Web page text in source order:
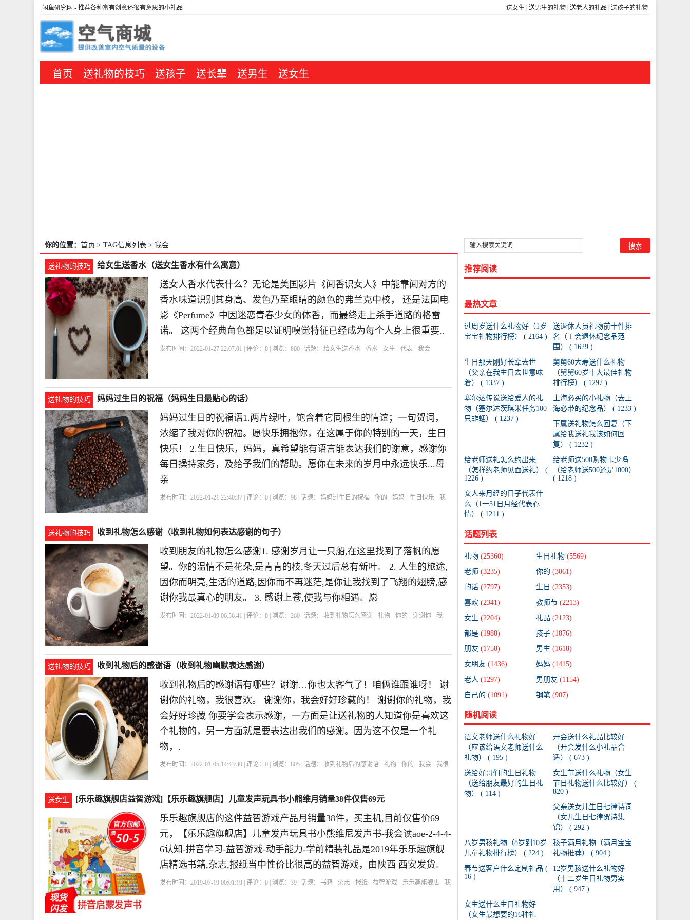
送女生 送男生的礼物 送老人的礼品 送孩子的礼物
闲鱼研究网 - 推荐各种富有创意还很有意思的小礼品
首页 送礼物的技巧 送孩子 送长辈 送男生 送女生
你的位置： 首页 > TAG信息列表 > 我会
送礼物的技巧 给女生送香水（送女生香水有什么寓意）
送女人香水代表什么？无论是美国影片《闻香识女人》中能靠闻对方的
香水味道识别其身高、发色乃至眼睛的颜色的弗兰克中校， 还是法国电
影《Perfume》中因迷恋青春少女的体香，而最终走上杀手道路的格雷
诺。 这两个经典角色都足以证明嗅觉特征已经成为每个人身上很重要..
发布时间：2022-01-27 22:07:01 | 评论：0 | 浏览：800 | 话题： 给女生送香水 香水 女生 代表 我会
送礼物的技巧 妈妈过生日的祝福（妈妈生日最贴心的话）
妈妈过生日的祝福语1.两片绿叶，饱含着它同根生的情谊；一句贺词，
浓缩了我对你的祝福。愿快乐拥抱你，在这属于你的特别的一天，生日
快乐！ 2.生日快乐，妈妈，真希望能有语言能表达我们的谢意，感谢你
每日操持家务，及给予我们的帮助。愿你在未来的岁月中永远快乐...母
亲
发布时间：2022-01-21 22:40:37 | 评论：0 | 浏览：98 | 话题： 妈妈过生日的祝福 你的 妈妈 生日快乐
我
送礼物的技巧 收到礼物怎么感谢（收到礼物如何表达感谢的句子）
收到朋友的礼物怎么感谢1. 感谢岁月让一只船,在这里找到了落帆的愿
望。你的温情不是花朵,是青青的枝,冬天过后总有新叶。 2. 人生的旅途,
因你而明亮,生活的道路,因你而不再迷茫,是你让我找到了飞翔的翅膀,感
谢你我最真心的朋友。 3. 感谢上苍,使我与你相遇。愿
发布时间：2022-01-09 06:56:41 | 评论：0 | 浏览：260 | 话题： 收到礼物怎么感谢 礼物 你的 谢谢你
我
送礼物的技巧 收到礼物后的感谢语（收到礼物幽默表达感谢）
收到礼物后的感谢语有哪些？谢谢…你也太客气了！咱俩谁跟谁呀！ 谢
谢你的礼物，我很喜欢。 谢谢你，我会好好珍藏的！ 谢谢你的礼物，我
会好好珍藏 你要学会表示感谢，一方面是让送礼物的人知道你是喜欢这
个礼物的，另一方面就是要表达出我们的感谢。因为这不仅是一个礼
物，.
发布时间：2022-01-05 14:43:30 | 评论：0 | 浏览：805 | 话题： 收到礼物后的感谢语 礼物 你的 我会
我很
送女生 [乐乐趣旗舰店益智游戏]【乐乐趣旗舰店】儿童发声玩具书小熊维月销量38件仅售69元
乐乐趣旗舰店的这件益智游戏产品月销量38件，买主机,目前仅售价69
元，【乐乐趣旗舰店】儿童发声玩具书小熊维尼发声书-我会读aoe-2-4-4-
6认知-拼音学习-益智游戏-动手能力-学前精装礼品是2019年乐乐趣旗舰
店精选书籍,杂志,报纸当中性价比很高的益智游戏，由陕西 西安发货。
发布时间：2019-07-19 00:01:19 | 评论：0 | 浏览：39 | 话题： 书籍 杂志 报纸 益智游戏 乐乐趣旗舰店
我
推荐阅读
最热文章
过周岁送什么礼物好（1岁
宝宝礼物排行榜） ( 2164 )
送退休人员礼物前十件排
名（工会退休纪念品范
围） ( 1629 )
生日那天刚好长辈去世
（父亲在我生日去世意味
着） ( 1337 )
舅舅60大寿送什么礼物
（舅舅60岁十大最佳礼物
排行榜） ( 1297 )
塞尔达传说送给爱人的礼
物（塞尔达茨琪米任务100
只蚱蜢） ( 1237 )
上海必买的小礼物（去上
海必带的纪念品） ( 1233 )
下属送礼物怎么回复（下
属给我送礼我该如何回
复） ( 1232 )
给老师送礼怎么约出来
（怎样约老师见面送礼） (
1226 )
给老师送500购物卡少吗
（给老师送500还是1000）
( 1218 )
女人来月经的日子代表什
么（1一31日月经代表心
情） ( 1211 )
话题列表
礼物 (25360) 生日礼物 (5569)
老师 (3235) 你的 (3061)
的话 (2797) 生日 (2353)
喜欢 (2341) 教师节 (2213)
女生 (2204) 礼品 (2123)
都是 (1988) 孩子 (1876)
朋友 (1758) 男生 (1618)
女朋友 (1436) 妈妈 (1415)
老人 (1297) 男朋友 (1154)
自己的 (1091) 钢笔 (907)
随机阅读
语文老师送什么礼物好
（应该给语文老师送什么
礼物） ( 195 )
开会送什么礼品比较好
（开会发什么小礼品合
适） ( 673 )
送给好哥们的生日礼物
（送给朋友最好的生日礼
物） ( 114 )
女生节送什么礼物（女生
节日礼物送什么比较好） (
820 )
父亲送女儿生日七律诗词
（女儿生日七律贺诗集
锦） ( 292 )
八岁男孩礼物（8岁到10岁
儿童礼物排行榜） ( 224 )
孩子满月礼物（满月宝宝
礼物推荐） ( 904 )
春节送客户什么定制礼品 (
16 )
12岁男孩送什么礼物好
（十二岁生日礼物男实
用） ( 947 )
女生送什么生日礼物好
（女生最想要的16种礼